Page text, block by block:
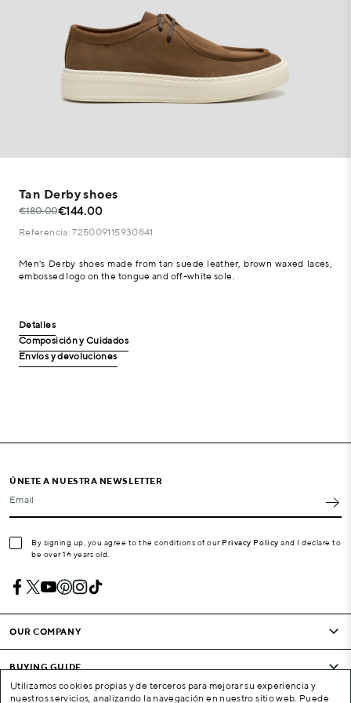
Tan Derby shoes
€180.00€144.00
Referencia: 725009115930841
Men's Derby shoes made from tan suede leather, brown waxed laces,
embossed logo on the tongue and off-white sole.
Detalles
Composición y Cuidados
Envíos y devoluciones
ÚNETE A NUESTRA NEWSLETTER
Email
By signing up, you agree to the conditions of our Privacy Policy and I declare to
be over 16 years old.
OUR COMPANY
BUYING GUIDE
Utilizamos cookies propias y de terceros para mejorar su experiencia y
nuestros servicios, analizando la navegación en nuestro sitio web. Puede